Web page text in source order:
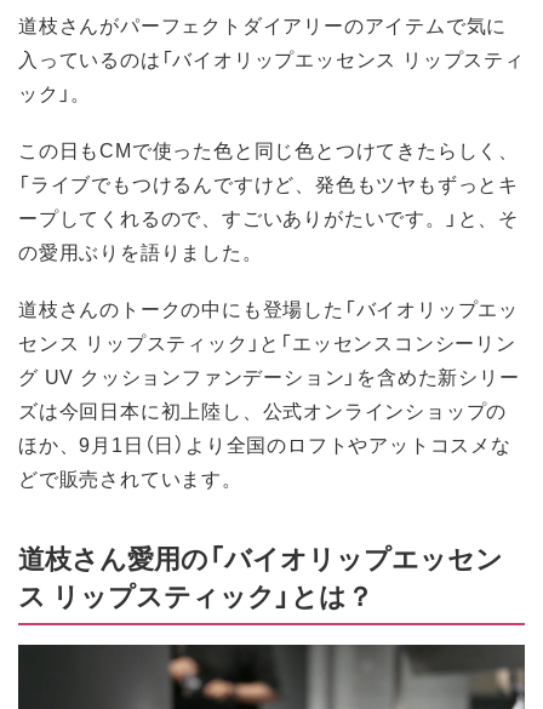
道枝さんがパーフェクトダイアリーのアイテムで気に
入っているのは「バイオリップエッセンス リップスティ
ック」。
この日もCMで使った色と同じ色とつけてきたらしく、
「ライブでもつけるんですけど、発色もツヤもずっとキ
ープしてくれるので、すごいありがたいです。」と、そ
の愛用ぶりを語りました。
道枝さんのトークの中にも登場した「バイオリップエッ
センス リップスティック」と「エッセンスコンシーリン
グ UV クッションファンデーション」を含めた新シリー
ズは今回日本に初上陸し、公式オンラインショップの
ほか、9月1日（日）より全国のロフトやアットコスメな
どで販売されています。
道枝さん愛用の「バイオリップエッセン
ス リップスティック」とは？